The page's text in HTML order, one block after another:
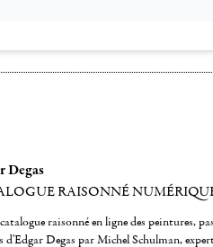
Degas
RAISONNÉ
catalogue raisonné en ligne des peintures,
d'Edgar Degas par Michel Schulman,